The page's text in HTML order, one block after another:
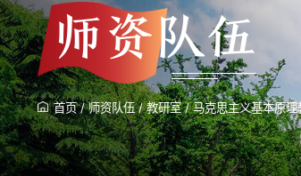
师资队伍
首页/师资队伍/教研室/马克思主义基本原理